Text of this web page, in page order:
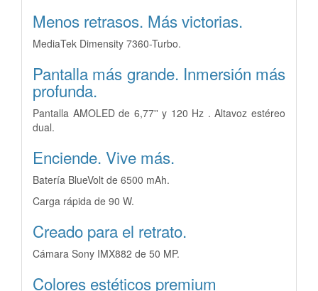
Menos retrasos. Más victorias.
MediaTek Dimensity 7360-Turbo.
Pantalla más grande. Inmersión más
profunda.
Pantalla AMOLED de 6,77'' y 120 Hz . Altavoz estéreo
dual.
Enciende. Vive más.
Batería BlueVolt de 6500 mAh.
Carga rápida de 90 W.
Creado para el retrato.
Cámara Sony IMX882 de 50 MP.
Colores estéticos premium